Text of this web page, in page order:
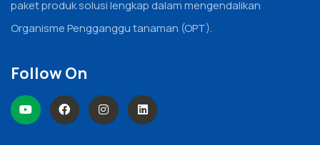
paket produk solusi lengkap dalam mengendalikan
Organisme Pengganggu tanaman (OPT).
Follow On